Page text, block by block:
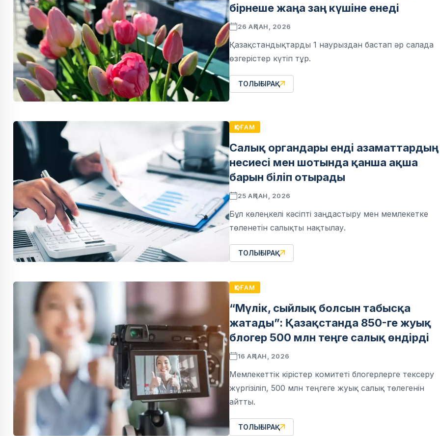
бірнеше жаңа заң күшіне енеді
26 АҚПАН, 2026
Қазақстандықтарды 1 наурыздан бастап әр салада
өзгерістер күтіп тұр.
ТОЛЫҒЫРАҚ
ҚОҒАМ
Салық органдары енді азаматтардың
несиесі мен шотында қанша ақша
барын біліп отырады
25 АҚПАН, 2026
Бұл көлеңкелі кәсіпті заңдастыру мен мемлекетке
төленетін салықты нақтылау.
ТОЛЫҒЫРАҚ
ҚОҒАМ
“Мүлік, сыйлық болсын табысқа
жатады”: Қазақстанда 850-ге жуық
блогер 500 млн теңге салық өндірді
16 АҚПАН, 2026
Мемлекеттік кірістер комитеті блогерлерге тексеру
жүргізіліп, 500 млн теңгеге жуық салық төлегенін
айтты.
ТОЛЫҒЫРАҚ